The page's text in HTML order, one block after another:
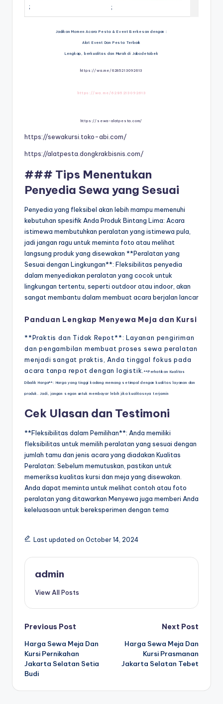
; ;
Jadikan Momen Acara Pesta & Event Berkesan dengan :
Alat Event Dan Pesta Terbaik
Lengkap, berkualitas dan Murah di Jabodetabek
https://wa.me/6285213092613
https://wa.me/6285213092613
https://sewa-alatpesta.com/
https://sewakursi.toko-abi.com/
https://alatpesta.dongkrakbisnis.com/
### Tips Menentukan
Penyedia Sewa yang Sesuai
Penyedia yang fleksibel akan lebih mampu memenuhi
kebutuhan spesifik Anda Produk Bintang Lima: Acara
istimewa membutuhkan peralatan yang istimewa pula,
jadi jangan ragu untuk meminta foto atau melihat
langsung produk yang disewakan **Peralatan yang
Sesuai dengan Lingkungan**: Fleksibilitas penyedia
dalam menyediakan peralatan yang cocok untuk
lingkungan tertentu, seperti outdoor atau indoor, akan
sangat membantu dalam membuat acara berjalan lancar
Panduan Lengkap Menyewa Meja dan Kursi
**Praktis dan Tidak Repot**: Layanan pengiriman
dan pengambilan membuat proses sewa peralatan
menjadi sangat praktis, Anda tinggal fokus pada
acara tanpa repot dengan logistik.**Perhatikan Kualitas
Dibalik Harga**: Harga yang tinggi kadang memang setimpal dengan kualitas layanan dan
produk. Jadi, jangan segan untuk membayar lebih jika kualitasnya terjamin
Cek Ulasan dan Testimoni
**Fleksibilitas dalam Pemilihan**: Anda memiliki
fleksibilitas untuk memilih peralatan yang sesuai dengan
jumlah tamu dan jenis acara yang diadakan Kualitas
Peralatan: Sebelum memutuskan, pastikan untuk
memeriksa kualitas kursi dan meja yang disewakan.
Anda dapat meminta untuk melihat contoh atau foto
peralatan yang ditawarkan Menyewa juga memberi Anda
keleluasaan untuk bereksperimen dengan tema
Last updated on October 14, 2024
admin
View All Posts
Post
navigation
Previous Post
Harga Sewa Meja Dan
Kursi Pernikahan
Jakarta Selatan Setia
Budi
Next Post
Harga Sewa Meja Dan
Kursi Prasmanan
Jakarta Selatan Tebet